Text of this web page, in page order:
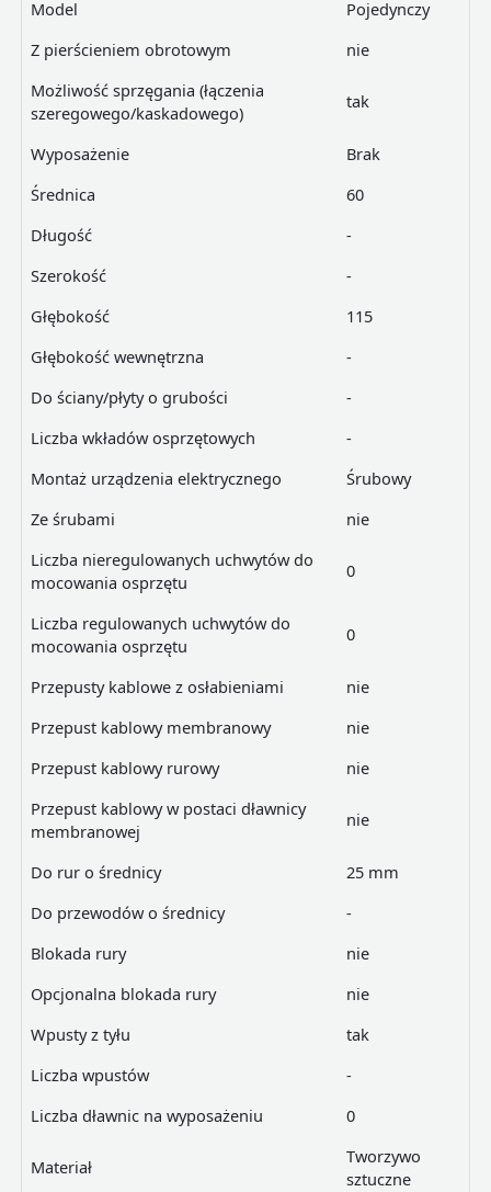
Model
Pojedynczy
Z pierścieniem obrotowym
nie
Możliwość sprzęgania (łączenia
szeregowego/kaskadowego)
tak
Wyposażenie
Brak
Średnica
60
Długość
-
Szerokość
-
Głębokość
115
Głębokość wewnętrzna
-
Do ściany/płyty o grubości
-
Liczba wkładów osprzętowych
-
Montaż urządzenia elektrycznego
Śrubowy
Ze śrubami
nie
Liczba nieregulowanych uchwytów do
mocowania osprzętu
0
Liczba regulowanych uchwytów do
mocowania osprzętu
0
Przepusty kablowe z osłabieniami
nie
Przepust kablowy membranowy
nie
Przepust kablowy rurowy
nie
Przepust kablowy w postaci dławnicy
membranowej
nie
Do rur o średnicy
25 mm
Do przewodów o średnicy
-
Blokada rury
nie
Opcjonalna blokada rury
nie
Wpusty z tyłu
tak
Liczba wpustów
-
Liczba dławnic na wyposażeniu
0
Materiał
Tworzywo
sztuczne